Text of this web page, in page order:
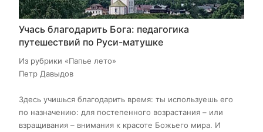
Учась благодарить Бога: педагогика
путешествий по Руси-матушке
Из рубрики «Папье лето»
Петр Давыдов
Здесь учишься благодарить время: ты используешь его
по назначению: для постепенного возрастания – или
взращивания – внимания к красоте Божьего мира. И